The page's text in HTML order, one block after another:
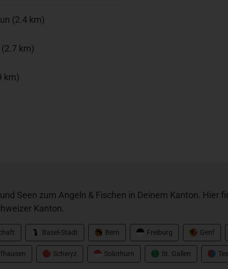
(2.4 km)
km)
km)
Seen zum Angeln & Fischen in Deinem Kanton. Hier
Kanton.
Basel-Stadt Bern Freiburg Genf
Schwyz Solothurn St. Gallen